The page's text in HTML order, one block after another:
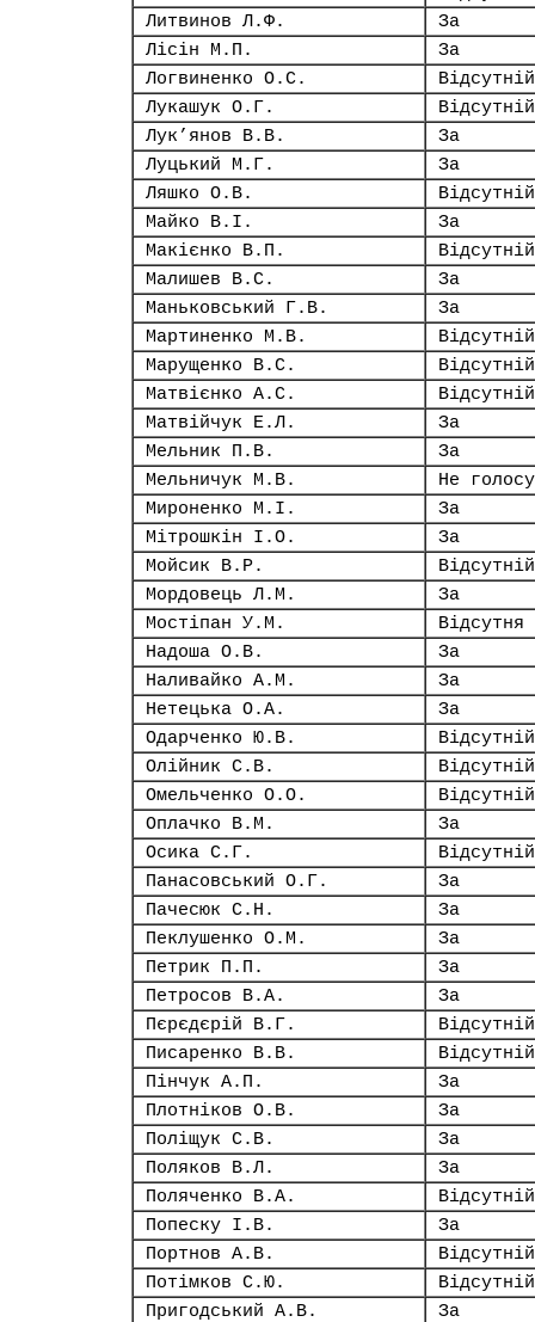
Литвинов Л.Ф.
За
Лісін М.П.
За
Логвиненко О.С.
Відсутній
Лукашук О.Г.
Відсутній
Лук’янов В.В.
За
Луцький М.Г.
За
Ляшко О.В.
Відсутній
Майко В.І.
За
Макієнко В.П.
Відсутній
Малишев В.С.
За
Маньковський Г.В.
За
Мартиненко М.В.
Відсутній
Марущенко В.С.
Відсутній
Матвієнко А.С.
Відсутній
Матвійчук Е.Л.
За
Мельник П.В.
За
Мельничук М.В.
Не
Мироненко М.І.
За
Мітрошкін І.О.
За
Мойсик В.Р.
Відсутній
Мордовець Л.М.
За
Мостіпан У.М.
Відсутня
Надоша О.В.
За
Наливайко А.М.
За
Нетецька О.А.
За
Одарченко Ю.В.
Відсутній
Олійник С.В.
Відсутній
Омельченко О.О.
Відсутній
Оплачко В.М.
За
Осика С.Г.
Відсутній
Панасовський О.Г.
За
Пачесюк С.Н.
За
Пеклушенко О.М.
За
Петрик П.П.
За
Петросов В.А.
За
Пєрєдєрій В.Г.
Відсутній
Писаренко В.В.
Відсутній
Пінчук А.П.
За
Плотніков О.В.
За
Поліщук С.В.
За
Поляков В.Л.
За
Поляченко В.А.
Відсутній
Попеску І.В.
За
Портнов А.В.
Відсутній
Потімков С.Ю.
Відсутній
Пригодський А.В.
За